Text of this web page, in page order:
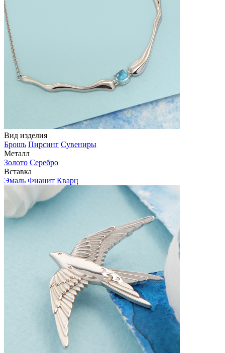
Вид изделия
Брошь Пирсинг Сувениры
Металл
Золото Серебро
Вставка
Эмаль Фианит Кварц